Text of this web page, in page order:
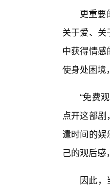
更重要
关于爱、
中获得情
使身处困境
“免费
点开这部
遣时间的娱
己的观后
因此，